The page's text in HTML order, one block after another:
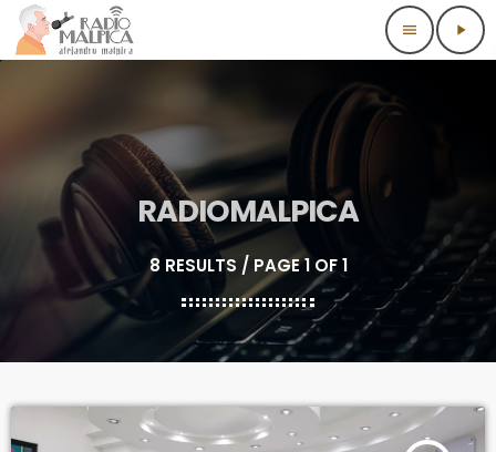
menu play_arrow
RADIOMALPICA
8 RESULTS / PAGE 1 OF 1